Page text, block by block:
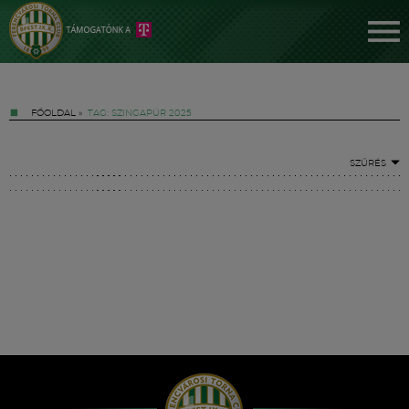
FŐOLDAL » TAG: SZINGAPÚR 2025
SZŰRÉS
Hírek